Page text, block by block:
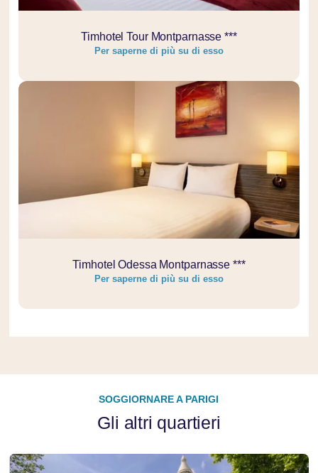
Timhotel Tour Montparnasse ***
Per saperne di più su di esso
Timhotel Odessa Montparnasse ***
Per saperne di più su di esso
SOGGIORNARE A PARIGI
Gli altri quartieri